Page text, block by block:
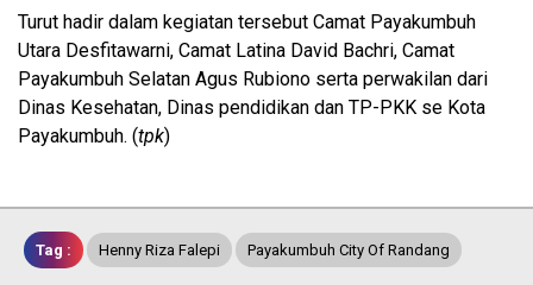
Turut hadir dalam kegiatan tersebut Camat Payakumbuh
Utara Desfitawarni, Camat Latina David Bachri, Camat
Payakumbuh Selatan Agus Rubiono serta perwakilan dari
Dinas Kesehatan, Dinas pendidikan dan TP-PKK se Kota
Payakumbuh. (tpk)
Tag : Henny Riza Falepi Payakumbuh City Of Randang